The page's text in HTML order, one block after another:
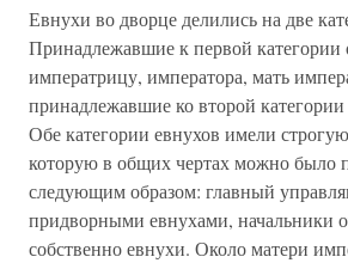
Евнухи во дворце делились на две
Принадлежавшие к первой категории
императрицу, императора, мать
принадлежавшие ко второй
Обе категории евнухов имели
которую в общих чертах можно было
следующим образом: главный
придворными евнухами, начальники
собственно евнухи. Около матери